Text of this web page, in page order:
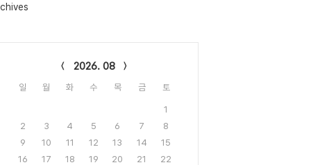
2026. 08
일 월 화 수 목 금 토
1
2
3 4 5 6 7
8
9
10 11 12 13 14
15
16
17 18 19 20 21
22